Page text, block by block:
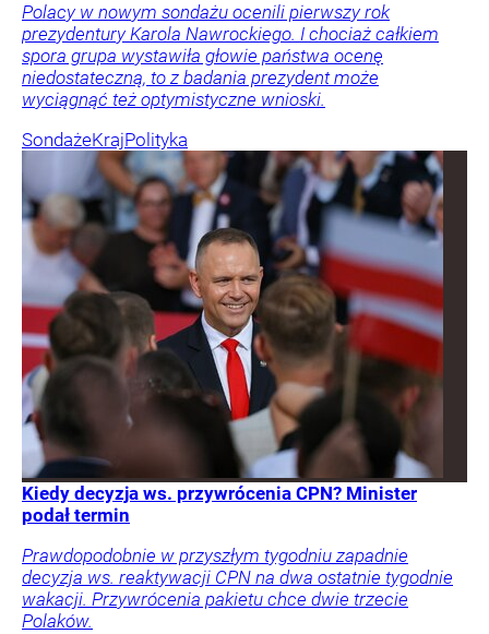
Polacy w nowym sondażu ocenili pierwszy rok
prezydentury Karola Nawrockiego. I chociaż całkiem
spora grupa wystawiła głowie państwa ocenę
niedostateczną, to z badania prezydent może
wyciągnąć też optymistyczne wnioski.
SondażeKrajPolityka
Kiedy decyzja ws. przywrócenia CPN? Minister
podał termin
Prawdopodobnie w przyszłym tygodniu zapadnie
decyzja ws. reaktywacji CPN na dwa ostatnie tygodnie
wakacji. Przywrócenia pakietu chce dwie trzecie
Polaków.